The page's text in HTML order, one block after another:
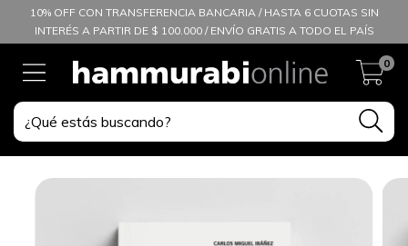
10% OFF CON TRANSFERENCIA BANCARIA / HASTA 6 CUOTAS SIN
INTERÉS A PARTIR DE $ 100.000 / ENVÍO GRATIS A TODO EL PAÍS
0